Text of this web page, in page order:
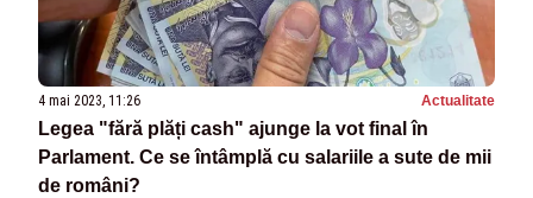
4 mai 2023, 11:26 Actualitate
Legea "fără plăți cash" ajunge la vot final în
Parlament. Ce se întâmplă cu salariile a sute de mii
de români?